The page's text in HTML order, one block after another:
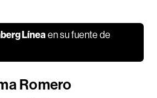
Línea en su fuente de
Romero